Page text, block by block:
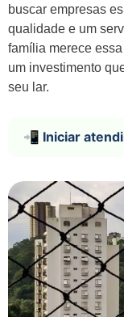
buscar empresas
qualidade e um
família merece
um investimento
seu lar.
📲 Iniciar